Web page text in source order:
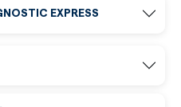
EXPRESS